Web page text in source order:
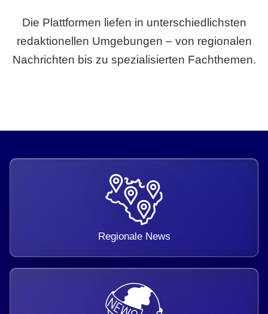
Die Plattformen liefen in unterschiedlichsten
redaktionellen Umgebungen – von regionalen
Nachrichten bis zu spezialisierten Fachthemen.
Regionale News